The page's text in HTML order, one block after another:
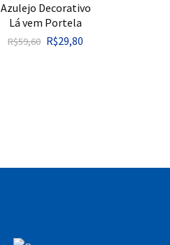
Azulejo Decorativo
Lá vem Portela
R$59,60 R$29,80